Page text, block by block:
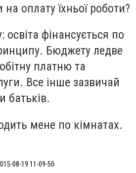
оплату їхньої роботи?
фінансується по
Бюджету ледве
платню та
Все інше зазвичай
батьків.
мене по кімнатах.
08-19 11-09-50